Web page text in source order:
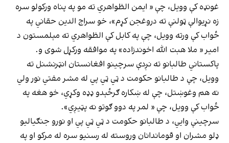
غونډه کې وویل، چې « ایمن الظواهري ته مو په پناه ورکولو سره
زه نړیوالې ټولنې ته دروغجن کړم»، خو سراج الدین حقاني په
ځواب کې ورته وویل، چې په کابل کې الظواهري ته مېلمستون د
امیر « ملا هبت الله اخوندزاده» په موافقه ورکړل شوی و.
پاکستاني طالبانو ته نږدې سرچینو افغانستان انټرنشنل ته
وویل، چې د طالبانو حکومت د ټي ټي پي له مشر مفتي نور ولي
نه هم وغوښتل، چې له ښکاره ګرځېدو ډډه وکړي، خو هغه په
ځواب کې وویل، چې « لمر په دوو ګوتو نه پټیږي».
سرچینې وايي، د طالبانو حکومت د ټي ټي پي او نورو جنګیالیو
ډلو مشران او قوماندانان وروسته له رسنیو سره له مرکو او په